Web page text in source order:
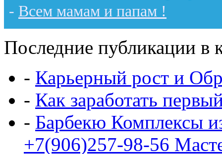
- Всем мамам и папам !
Последние публикации в
- Карьерный рост и
- Как заработать
- Барбекю Комплексы
+7(906)257-98-56